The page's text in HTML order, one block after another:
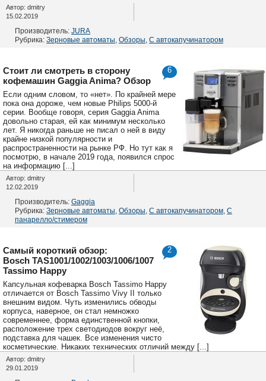
Автор: dmitry
15.02.2019
Производитель: JURA
Рубрика: Зерновые автоматы Обзоры С автокапучинатором
6
Стоит ли смотреть в сторону
кофемашин Gaggia Anima? Обзор
Если одним словом, то «нет». По крайней мере
пока она дороже, чем новые Philips 5000-й
серии. Вообще говоря, серия Gaggia Anima
довольно старая, ей как минимум несколько
лет. Я никогда раньше не писал о ней в виду
крайне низкой популярности и
распространенности на рынке РФ. Но тут как я
посмотрю, в начале 2019 года, появился спрос
на информацию [...]
Автор: dmitry
12.02.2019
Производитель: Gaggia
Рубрика: Зерновые автоматы Обзоры С автокапучинатором С
панарелло/стимером
2
Самый короткий обзор:
Bosch TAS1001/1002/1003/1006/1007
Tassimo Happy
Капсульная кофеварка Bosch Tassimo Happy
отличается от Bosch Tassimo Vivy II только
внешним видом. Чуть изменились обводы
корпуса, наверное, он стал немножко
современнее, форма единственной кнопки,
расположение трех светодиодов вокруг неё,
подставка для чашек. Все изменения чисто
косметические. Никаких технических отличий между [...]
Автор: dmitry
29.01.2019